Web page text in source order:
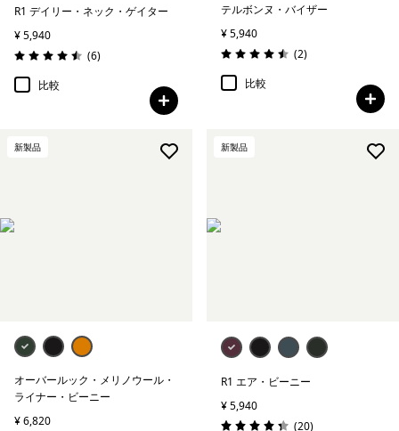
R1 デイリー・ネック・ゲイター
¥ 5,940
評価: 4.5 / 5
(6レビュー
)
比較
テルボンヌ・バイザー
¥ 5,940
評価: 4.5 / 5
(2レビュー
)
比較
新製品
オーバールック・メリノウール・
ライナー・ビーニー
¥ 6,820
新製品
R1 エア・ビーニー
¥ 5,940
(20レビュー
)